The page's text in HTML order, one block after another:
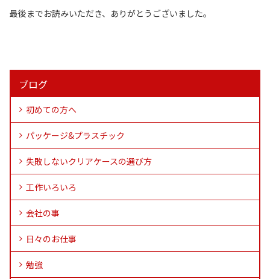
最後までお読みいただき、ありがとうございました。
ブログ
初めての方へ
パッケージ&プラスチック
失敗しないクリアケースの選び方
工作いろいろ
会社の事
日々のお仕事
勉強